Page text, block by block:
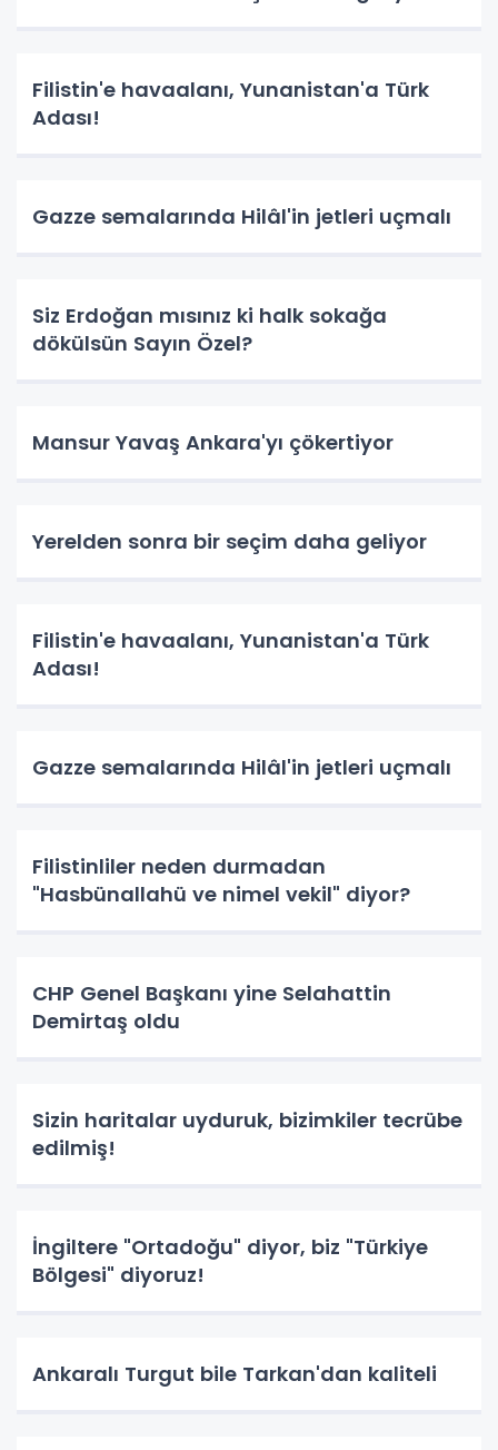
Filistin'e havaalanı, Yunanistan'a Türk
Adası!
Gazze semalarında Hilâl'in jetleri uçmalı
Siz Erdoğan mısınız ki halk sokağa
dökülsün Sayın Özel?
Mansur Yavaş Ankara'yı çökertiyor
Yerelden sonra bir seçim daha geliyor
Filistin'e havaalanı, Yunanistan'a Türk
Adası!
Gazze semalarında Hilâl'in jetleri uçmalı
Filistinliler neden durmadan
"Hasbünallahü ve nimel vekil" diyor?
CHP Genel Başkanı yine Selahattin
Demirtaş oldu
Sizin haritalar uyduruk, bizimkiler tecrübe
edilmiş!
İngiltere "Ortadoğu" diyor, biz "Türkiye
Bölgesi" diyoruz!
Ankaralı Turgut bile Tarkan'dan kaliteli